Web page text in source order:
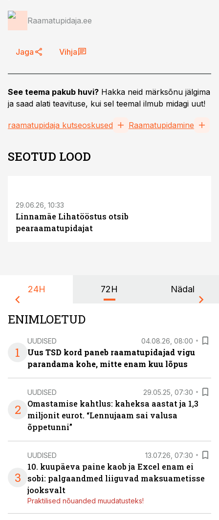
Raamatupidaja.ee
Jaga Vihja
See teema pakub huvi? Hakka neid märksõnu jälgima
ja saad alati teavituse, kui sel teemal ilmub midagi uut!
raamatupidaja kutseoskused Raamatupidamine
SEOTUD LOOD
29.06.26, 10:33
Linnamäe Lihatööstus otsib
pearaamatupidajat
24H 72H Nädal
ENIMLOETUD
1
UUDISED 04.08.26, 08:00
Uus TSD kord paneb raamatupidajad vigu
parandama kohe, mitte enam kuu lõpus
2
UUDISED 29.05.25, 07:30
Omastamise kahtlus: kaheksa aastat ja 1,3
miljonit eurot. “Lennujaam sai valusa
õppetunni”
3
UUDISED 13.07.26, 07:30
10. kuupäeva paine kaob ja Excel enam ei
sobi: palgaandmed liiguvad maksuametisse
jooksvalt
Praktilised nõuanded muudatusteks!